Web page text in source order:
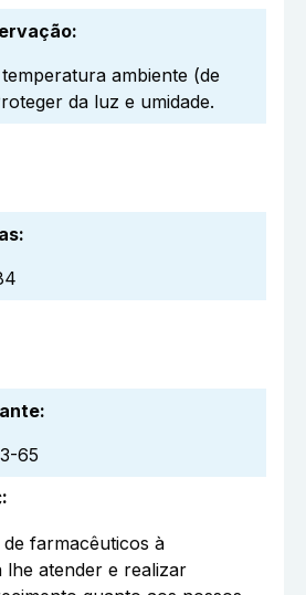
:
ambiente (de
da luz e umidade.
:
:
65
:
farmacêuticos à
lhe atender e realizar